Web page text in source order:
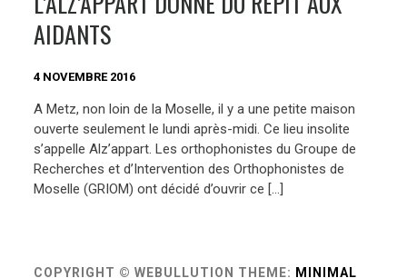
AIDANTS
4 NOVEMBRE 2016
A Metz, non loin de la Moselle, il y a une petite maison
ouverte seulement le lundi après-midi. Ce lieu insolite
s’appelle Alz’appart. Les orthophonistes du Groupe de
Recherches et d’Intervention des Orthophonistes de
Moselle (GRIOM) ont décidé d’ouvrir ce […]
COPYRIGHT © WEBULLUTION THEME: MINIMAL